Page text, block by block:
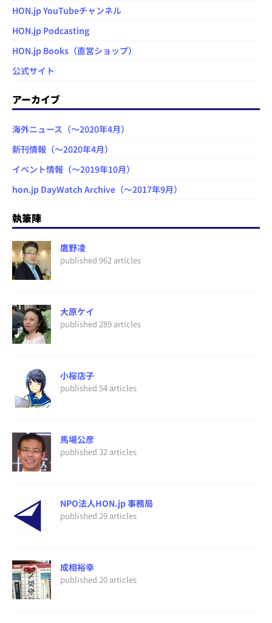
HON.jp YouTubeチャンネル
HON.jp Podcasting
HON.jp Books（直営ショップ）
公式サイト
アーカイブ
海外ニュース（～2020年4月）
新刊情報（～2020年4月）
イベント情報（～2019年10月）
hon.jp DayWatch Archive（～2017年9月）
執筆陣
鷹野凌
published 962 articles
大原ケイ
published 289 articles
小桜店子
published 54 articles
馬場公彦
published 32 articles
NPO法人HON.jp 事務局
published 29 articles
成相裕幸
published 20 articles